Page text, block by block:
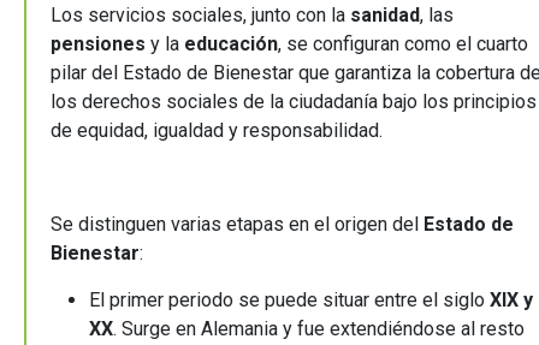
Los servicios sociales, junto con la sanidad, las
pensiones y la educación, se configuran como el cuarto
pilar del Estado de Bienestar que garantiza la cobertura
los derechos sociales de la ciudadanía bajo los principios
de equidad, igualdad y responsabilidad.
Se distinguen varias etapas en el origen del Estado de
Bienestar:
El primer periodo se puede situar entre el siglo XIX y
XX. Surge en Alemania y fue extendiéndose al resto